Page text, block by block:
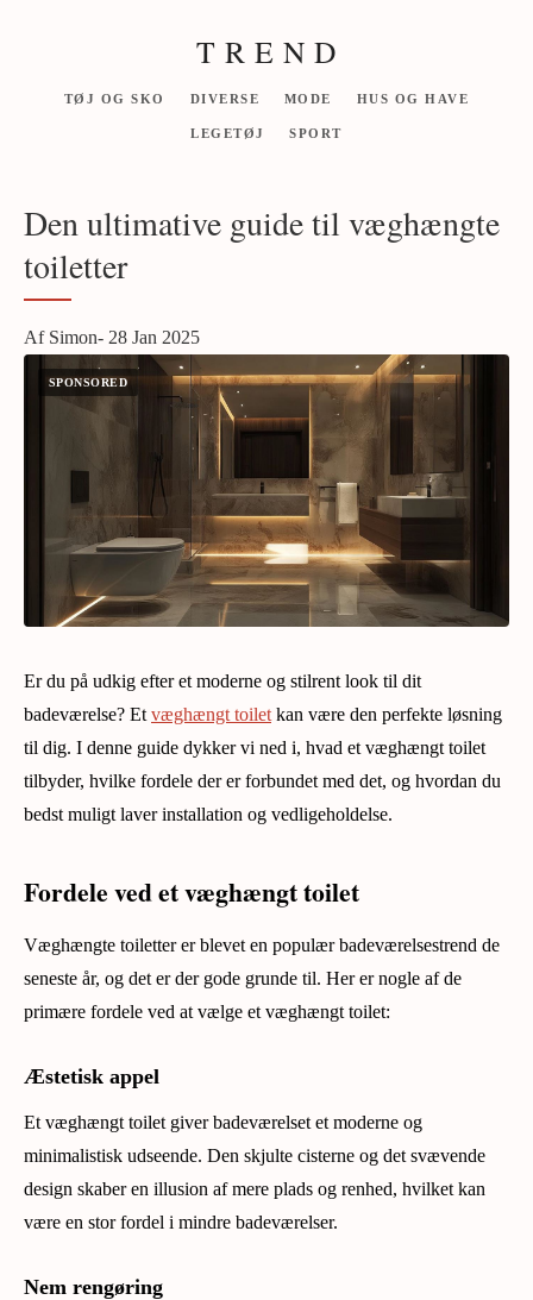
T R E N D
TØJ OG SKO DIVERSE MODE HUS OG HAVE
LEGETØJ SPORT
Den ultimative guide til væghængte
toiletter
Af Simon- 28 Jan 2025
Er du på udkig efter et moderne og stilrent look til dit
badeværelse? Et væghængt toilet kan være den perfekte løsning
til dig. I denne guide dykker vi ned i, hvad et væghængt toilet
tilbyder, hvilke fordele der er forbundet med det, og hvordan du
bedst muligt laver installation og vedligeholdelse.
Fordele ved et væghængt toilet
Væghængte toiletter er blevet en populær badeværelsestrend de
seneste år, og det er der gode grunde til. Her er nogle af de
primære fordele ved at vælge et væghængt toilet:
Æstetisk appel
Et væghængt toilet giver badeværelset et moderne og
minimalistisk udseende. Den skjulte cisterne og det svævende
design skaber en illusion af mere plads og renhed, hvilket kan
være en stor fordel i mindre badeværelser.
Nem rengøring